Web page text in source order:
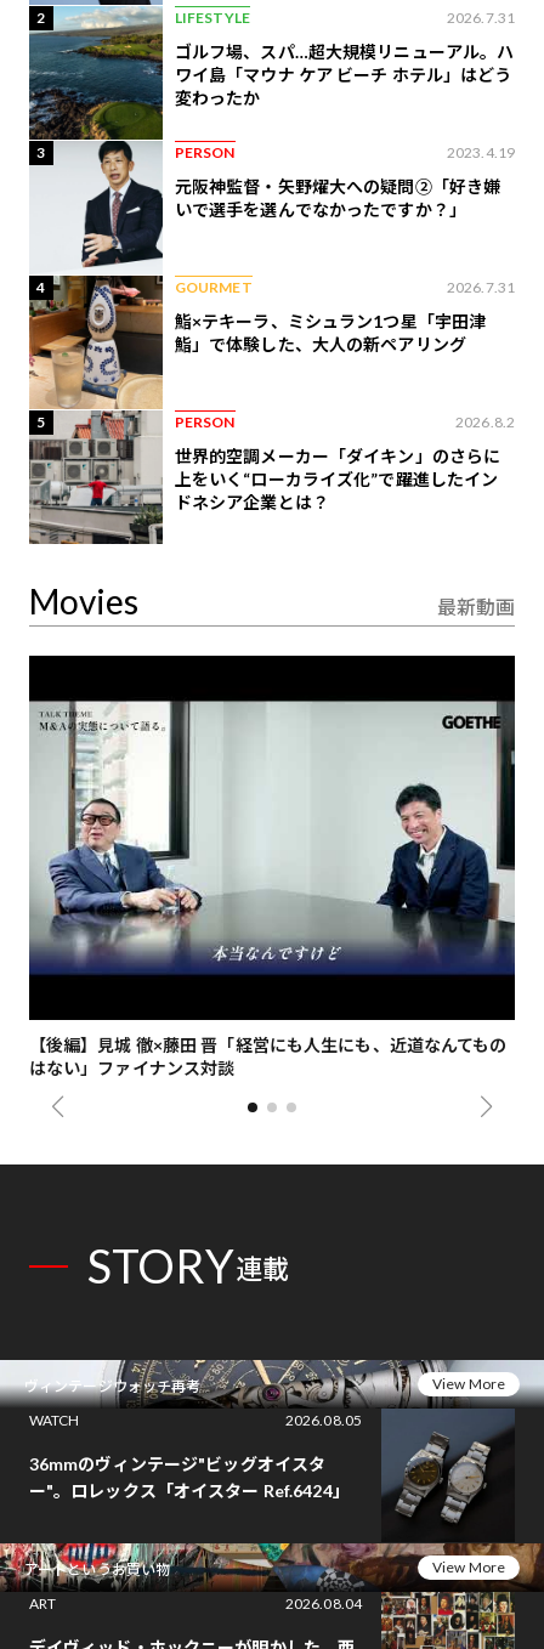
2 LIFESTYLE 2026.7.31
ゴルフ場、スパ…超大規模リニューアル。ハ
ワイ島「マウナ ケア ビーチ ホテル」はどう
変わったか
3 PERSON 2023.4.19
元阪神監督・矢野燿大への疑問②「好き嫌
いで選手を選んでなかったですか？」
4 GOURMET 2026.7.31
鮨×テキーラ、ミシュラン1つ星「宇田津
鮨」で体験した、大人の新ペアリング
5 PERSON 2026.8.2
世界的空調メーカー「ダイキン」のさらに
上をいく“ローカライズ化”で躍進したイン
ドネシア企業とは？
Movies 最新動画
【後編】見城 徹×藤田 晋「経営にも人生にも、近道なんてもの
はない」ファイナンス対談
STORY連載
ヴィンテージウォッチ再考
View More
WATCH
2026.08.05
36mmのヴィンテージ"ビッグオイスタ
ー"。ロレックス「オイスター Ref.6424」
アートというお買い物
View More
ART
2026.08.04